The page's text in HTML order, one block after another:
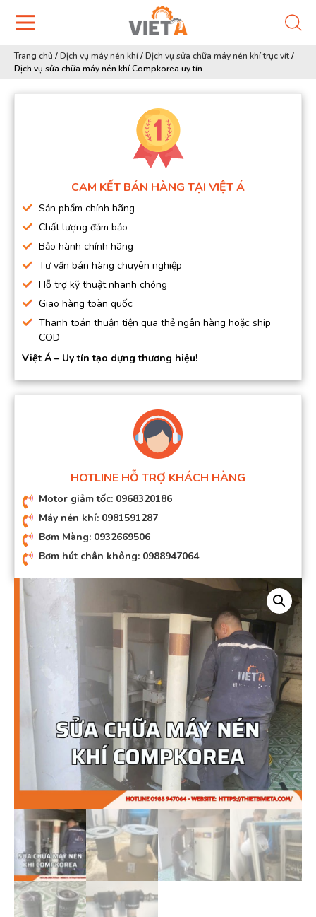
Trang chủ /Dịch vụ máy nén khí/Dịch vụ sửa chữa máy nén khí trục vít/
Dịch vụ sửa chữa máy nén khí Compkorea uy tín
CAM KẾT BÁN HÀNG TẠI VIỆT Á
Sản phẩm chính hãng
Chất lượng đảm bảo
Bảo hành chính hãng
Tư vấn bán hàng chuyên nghiệp
Hỗ trợ kỹ thuật nhanh chóng
Giao hàng toàn quốc
Thanh toán thuận tiện qua thẻ ngân hàng hoặc ship
COD
Việt Á – Uy tín tạo dựng thương hiệu!
HOTLINE HỖ TRỢ KHÁCH HÀNG
Motor giảm tốc: 0968320186
Máy nén khí: 0981591287
Bơm Màng: 0932669506
Bơm hút chân không: 0988947064